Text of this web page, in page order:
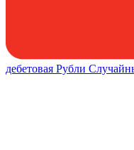
дебетовая Рубли